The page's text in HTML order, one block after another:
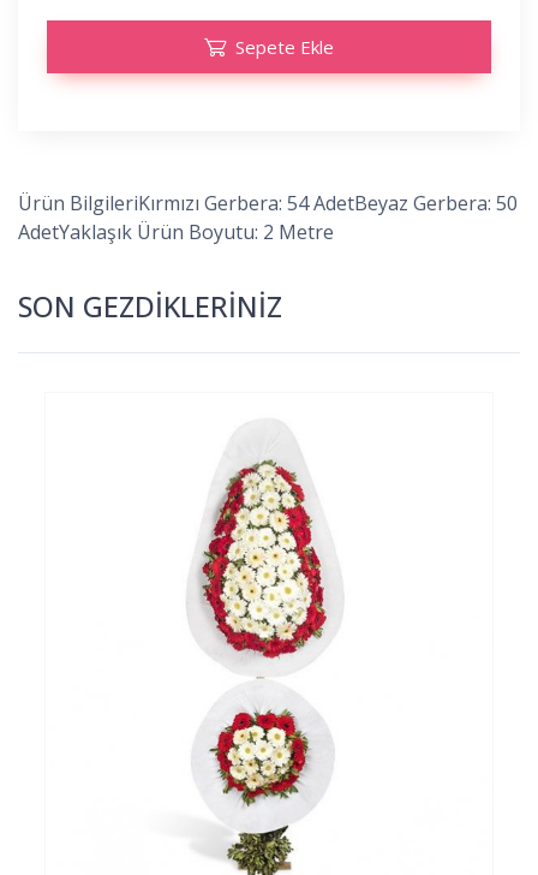
Sepete Ekle
Ürün BilgileriKırmızı Gerbera: 54 AdetBeyaz Gerbera: 50
AdetYaklaşık Ürün Boyutu: 2 Metre
SON GEZDİKLERİNİZ